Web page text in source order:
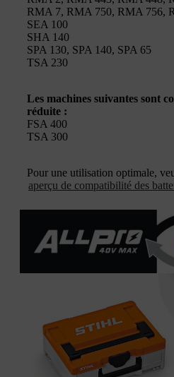
RMA 7, RMA 750, RMA 756,
SEA 100
SHA 140
SPA 130, SPA 140, SPA 65
TSA 230
Les machines suivantes sont
réduite :
FSA 400
TSA 300
Pour une utilisation optimale,
aperçu de compatibilité des